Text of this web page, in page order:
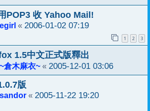
POP3 收 Yahoo Mail!
egirl « 2006-01-02 07:19
1 2 3
1.5中文正式版釋出
~倉木麻衣~ « 2005-12-01 03:06
版
sandor « 2005-11-22 19:20